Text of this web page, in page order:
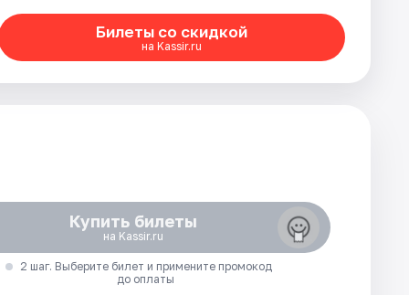
Билеты со скидкой
на Kassir.ru
Купить билеты
на Kassir.ru
2 шаг. Выберите билет и примените промокод
до оплаты